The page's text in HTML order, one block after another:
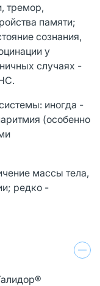
тремор,
памяти;
сознания,
у
случаях -
иногда -
(особенно
массы тела,
редко -